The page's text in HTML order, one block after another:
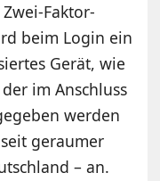
Faktor-
beim Login ein
Gerät, wie
im Anschluss
werden
geraumer
– an.